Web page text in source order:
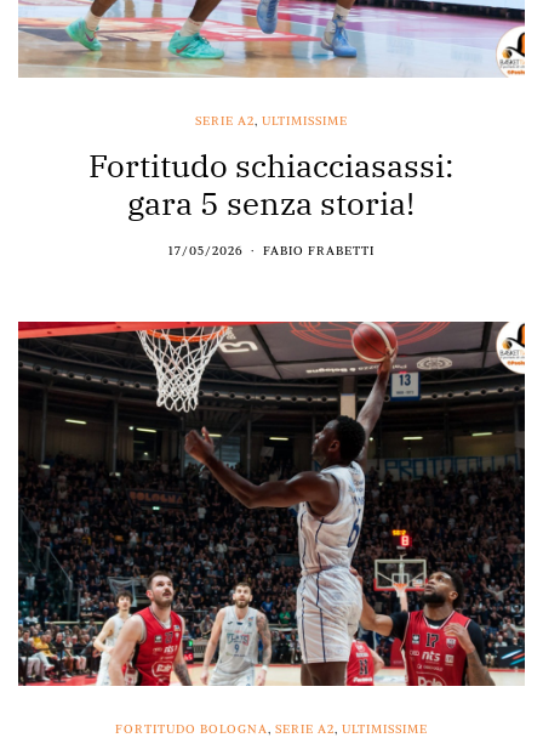
SERIE A2, ULTIMISSIME
Fortitudo schiacciasassi:
gara 5 senza storia!
17/05/2026 FABIO FRABETTI
FORTITUDO BOLOGNA, SERIE A2, ULTIMISSIME